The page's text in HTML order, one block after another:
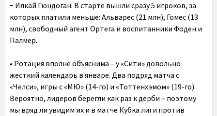
− Илкай Гюндоган. В старте вышли сразу 5 игроков, за
которых платили меньше: Альварес (21 млн), Гомес (13
млн), свободный агент Ортега и воспитанники Фоден и
Палмер.
• Ротация вполне объяснима – у «Сити» довольно
жесткий календарь в январе. Два подряд матча с
«Челси», игры с «МЮ» (14-го) и «Тоттенхэмом» (19-го).
Вероятно, лидеров берегли как раз к дерби – поэтому
мы вряд ли увидим их и в матче Кубка лиги против